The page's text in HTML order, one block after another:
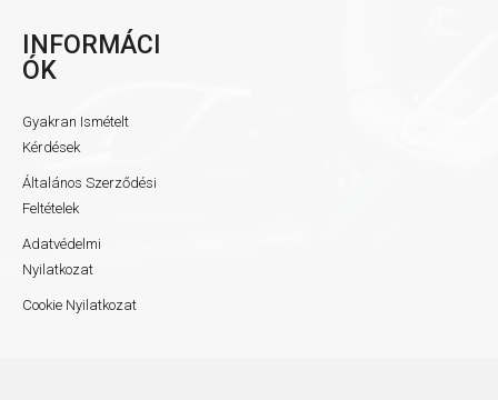
INFORMÁCI
ÓK
Gyakran Ismételt
Kérdések
Általános Szerződési
Feltételek
Adatvédelmi
Nyilatkozat
Cookie Nyilatkozat